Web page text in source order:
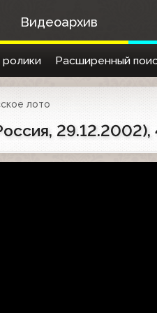
Видеоархив
Расширенный
лото